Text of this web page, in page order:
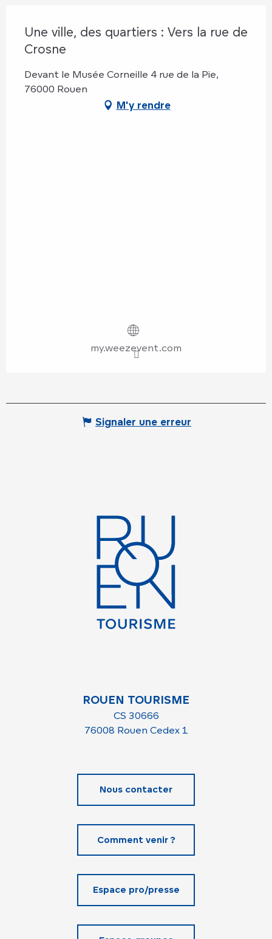
Une ville, des quartiers : Vers la rue de
Crosne
Devant le Musée Corneille 4 rue de la Pie,
76000 Rouen
M'y rendre
my.weezevent.com
Signaler une erreur
ROUEN TOURISME
CS 30666
76008 Rouen Cedex 1
Nous contacter
Comment venir ?
Espace pro/presse